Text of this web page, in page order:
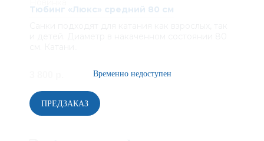
Тюбинг «Люкс» средний 80 см